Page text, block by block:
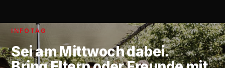
INFOTAG
Sei amMittwochdabei.